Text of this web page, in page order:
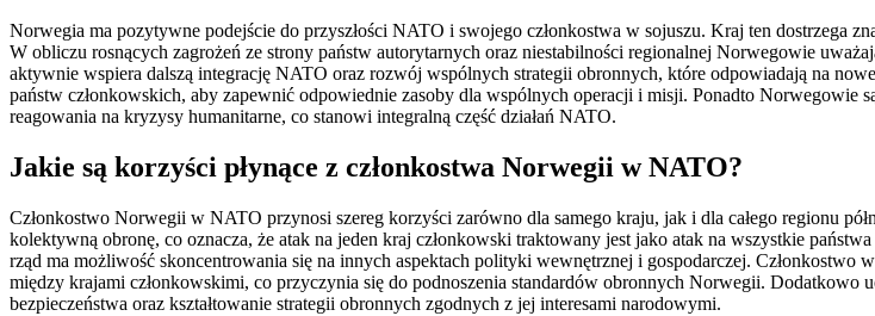
Norwegia ma pozytywne podejście do przyszłości NATO i swojego członkostwa w sojuszu. Kraj ten dostrzega
W obliczu rosnących zagrożeń ze strony państw autorytarnych oraz niestabilności regionalnej Norwegowie
aktywnie wspiera dalszą integrację NATO oraz rozwój wspólnych strategii obronnych, które odpowiadają na
państw członkowskich, aby zapewnić odpowiednie zasoby dla wspólnych operacji i misji. Ponadto Norwegowie
reagowania na kryzysy humanitarne, co stanowi integralną część działań NATO.
Jakie są korzyści płynące z członkostwa Norwegii w NATO?
Członkostwo Norwegii w NATO przynosi szereg korzyści zarówno dla samego kraju, jak i dla całego regionu
kolektywną obronę, co oznacza, że atak na jeden kraj członkowski traktowany jest jako atak na wszystkie
rząd ma możliwość skoncentrowania się na innych aspektach polityki wewnętrznej i gospodarczej.
między krajami członkowskimi, co przyczynia się do podnoszenia standardów obronnych Norwegii.
bezpieczeństwa oraz kształtowanie strategii obronnych zgodnych z jej interesami narodowymi.